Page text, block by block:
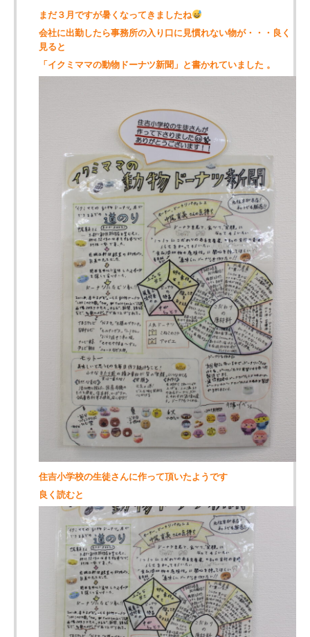
まだ３月ですが暑くなってきましたね
会社に出勤したら事務所の入り口に見慣れない物が・・・良く
見ると
「イクミママの動物ドーナツ新聞」と書かれていました 。
住吉小学校の生徒さんに作って頂いたようです
良く読むと